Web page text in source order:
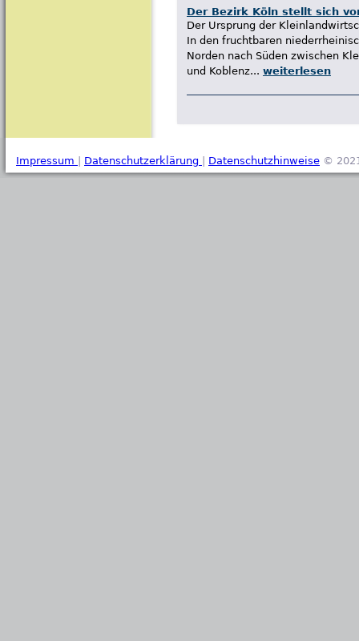
Der Bezirk Köln stellt sich
Der Ursprung der
In den fruchtbaren
Norden nach Süden zwischen
und Koblenz... weiterlesen
Impressum Datenschutzerklärung Datenschutzhinweise ©